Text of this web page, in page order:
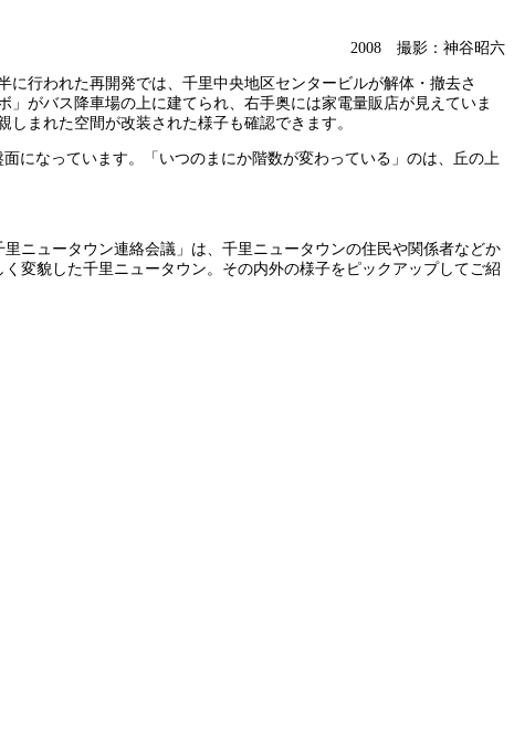
2008 撮影：神谷昭六
行われた再開発では、千里中央地区センタービルが解体・撤去さ
がバス降車場の上に建てられ、右手奥には家電量販店が見えていま
まれた空間が改装された様子も確認できます。
になっています。「いつのまにか階数が変わっている」のは、丘の上
ニュータウン連絡会議」は、千里ニュータウンの住民や関係者などか
変貌した千里ニュータウン。その内外の様子をピックアップしてご紹